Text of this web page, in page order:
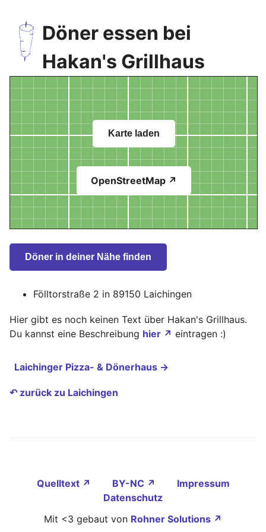
Döner essen bei
Hakan's Grillhaus
Karte laden
OpenStreetMap ↗
Döner in deiner Nähe finden
Fölltorstraße 2 in 89150 Laichingen
Hier gibt es noch keinen Text über Hakan's Grillhaus.
Du kannst eine Beschreibung hier ↗ eintragen :)
Laichinger Pizza- & Dönerhaus →
↶ zurück zu Laichingen
Quelltext ↗ BY-NC ↗
Impressum
Datenschutz
Mit <3 gebaut von Rohner Solutions ↗